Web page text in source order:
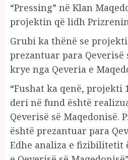
“Pressing” në Klan
projektin që lidh
Grubi ka thënë se
prezantuar para Qeverisë
krye nga Qeveria e
“Fushat ka qenë, projekti
deri në fund është
Qeverisë së Maqedonisë.
është prezantuar para
Edhe analiza e fizibilitetit